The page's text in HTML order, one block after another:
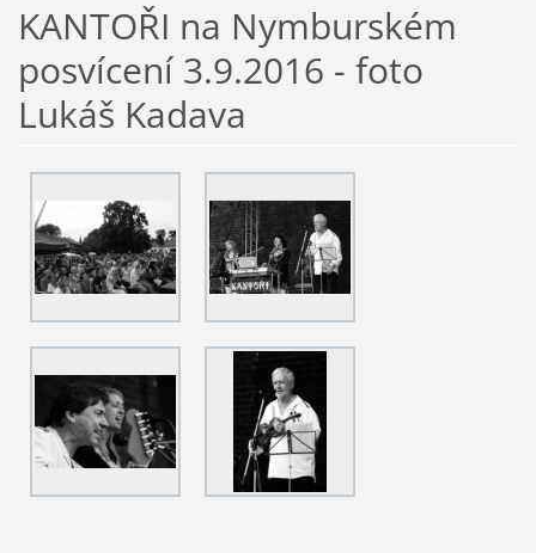
KANTOŘI na Nymburském
posvícení 3.9.2016 - foto
Lukáš Kadava